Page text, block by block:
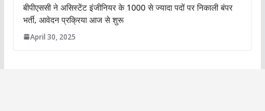
बीपीएससी ने असिस्टेंट इंजीनियर के 1000 से ज्यादा पदों पर निकाली बंपर
भर्ती, आवेदन प्रक्रिया आज से शुरू
April 30, 2025